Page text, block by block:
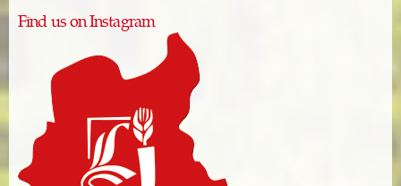
Find us on Instagram